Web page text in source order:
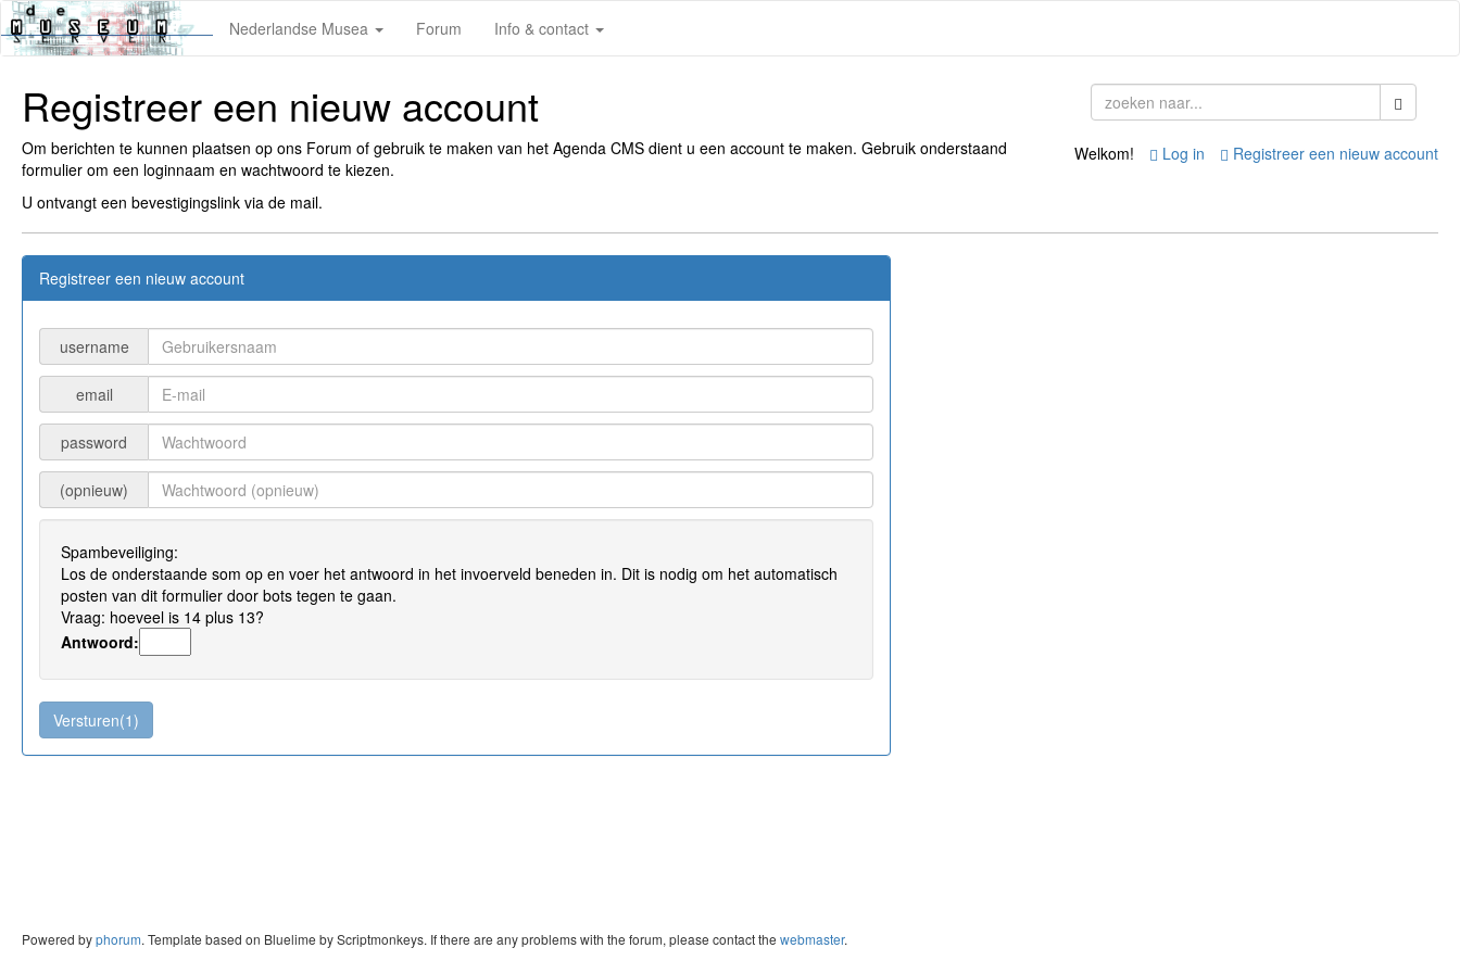
Nederlandse Musea Forum Info & contact
Welkom! Log in Registreer een nieuw account
Registreer een nieuw account
Om berichten te kunnen plaatsen op ons Forum of gebruik te maken van het Agenda CMS dient u een account te maken. Gebruik onderstaand
formulier om een loginnaam en wachtwoord te kiezen.
U ontvangt een bevestigingslink via de mail.
Registreer een nieuw account
username
email
password
(opnieuw)
Spambeveiliging:
Los de onderstaande som op en voer het antwoord in het invoerveld beneden in. Dit is nodig om het automatisch
posten van dit formulier door bots tegen te gaan.
Vraag: hoeveel is 14 plus 13?
Antwoord:
Powered byphorum. Template based on Bluelime by Scriptmonkeys. If there are any problems with the forum, please contact the webmaster.